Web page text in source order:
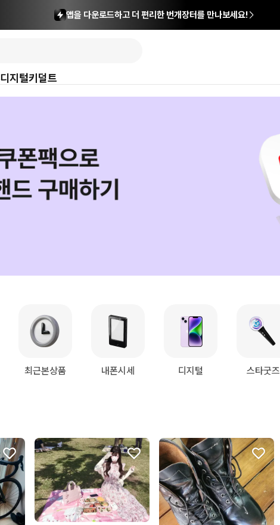
앱을 다운로드하고 더 편리한 번개장터를 만나보세요!
디지털키덜트
최근본상품 내폰시세 디지털 스타굿즈